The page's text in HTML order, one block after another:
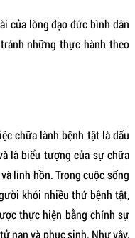
của lòng đạo đức bình dân
những thực hành theo
chữa lành bệnh tật là dấu
là biểu tượng của sự chữa
linh hồn. Trong cuộc sống
khỏi nhiều thứ bệnh tật,
thực hiện bằng chính sự
nạn và phục sinh. Như vậy,